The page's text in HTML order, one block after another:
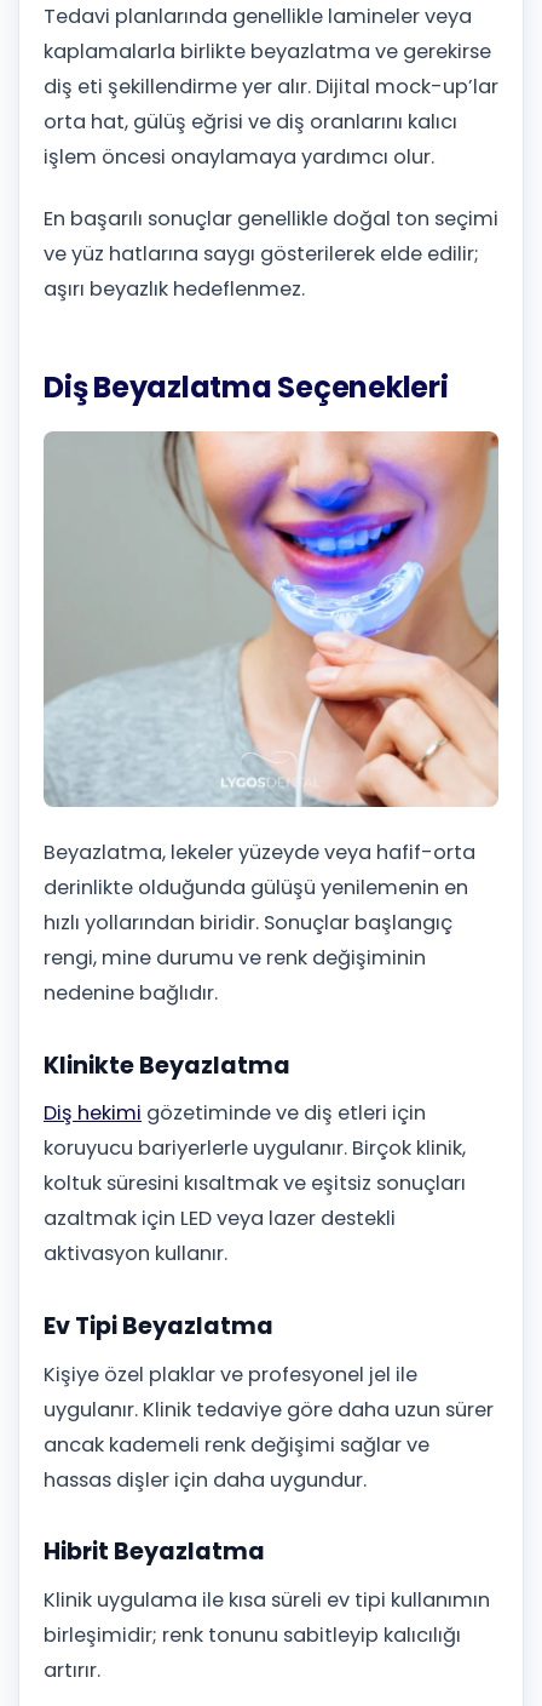
Tedavi planlarında genellikle lamineler veya
kaplamalarla birlikte beyazlatma ve gerekirse
diş eti şekillendirme yer alır. Dijital mock-up’lar
orta hat, gülüş eğrisi ve diş oranlarını kalıcı
işlem öncesi onaylamaya yardımcı olur.
En başarılı sonuçlar genellikle doğal ton seçimi
ve yüz hatlarına saygı gösterilerek elde edilir;
aşırı beyazlık hedeflenmez.
Diş Beyazlatma Seçenekleri
Beyazlatma, lekeler yüzeyde veya hafif-orta
derinlikte olduğunda gülüşü yenilemenin en
hızlı yollarından biridir. Sonuçlar başlangıç
rengi, mine durumu ve renk değişiminin
nedenine bağlıdır.
Klinikte Beyazlatma
Diş hekimi gözetiminde ve diş etleri için
koruyucu bariyerlerle uygulanır. Birçok klinik,
koltuk süresini kısaltmak ve eşitsiz sonuçları
azaltmak için LED veya lazer destekli
aktivasyon kullanır.
Ev Tipi Beyazlatma
Kişiye özel plaklar ve profesyonel jel ile
uygulanır. Klinik tedaviye göre daha uzun sürer
ancak kademeli renk değişimi sağlar ve
hassas dişler için daha uygundur.
Hibrit Beyazlatma
Klinik uygulama ile kısa süreli ev tipi kullanımın
birleşimidir; renk tonunu sabitleyip kalıcılığı
artırır.